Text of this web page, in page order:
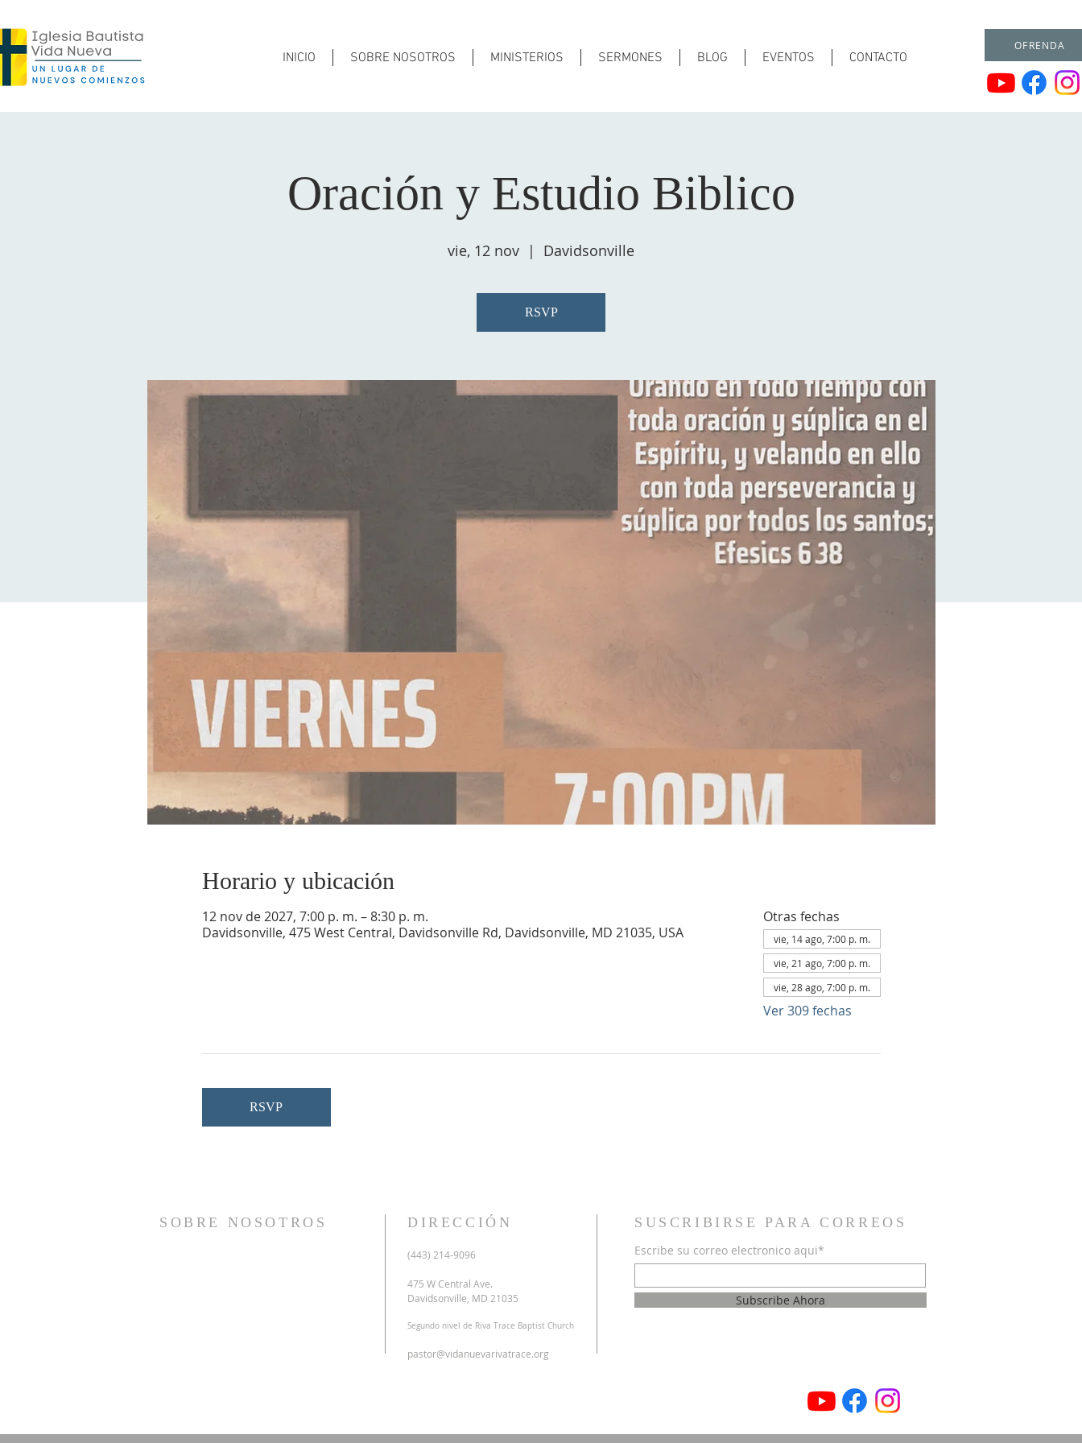
INICIO SOBRE NOSOTROS MINISTERIOS SERMONES BLOG EVENTOS CONTACTO
OFRENDA
Oración y Estudio Biblico
vie, 12 nov
  |
Davidsonville
RSVP
Horario y ubicación
12 nov de 2027, 7:00 p. m. – 8:30 p. m.
Davidsonville, 475 West Central, Davidsonville Rd, Davidsonville, MD 21035, USA
Otras fechas
vie, 14 ago, 7:00 p. m.
vie, 21 ago, 7:00 p. m.
vie, 28 ago, 7:00 p. m.
Ver 309 fechas
RSVP
SOBRE NOSOTROS DIRECCIÓN
(443) 214-9096
475 W Central Ave.
Davidsonville, MD 21035
Segundo nivel de Riva Trace Baptist Church
pastor@vidanuevarivatrace.org
SUSCRIBIRSE PARA CORREOS
Escribe su correo electronico aqui*
Subscribe Ahora